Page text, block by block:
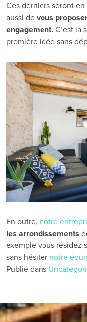
Ces derniers seront
aussi devous
engagement. C’est la
première idée sans
En outre, notre
les arrondissements
exemple vous résidez
sans hésiter notre
Publié dans